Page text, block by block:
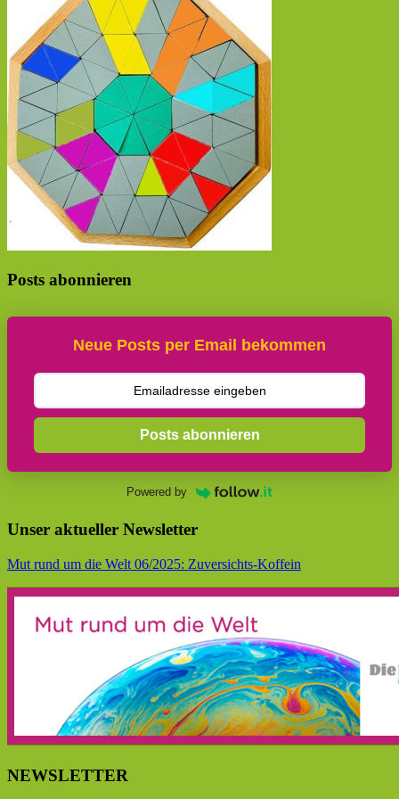
Posts abonnieren
Neue Posts per Email bekommen
Posts abonnieren
Powered by
Unser aktueller Newsletter
Mut rund um die Welt 06/2025: Zuversichts-Koffein
NEWSLETTER